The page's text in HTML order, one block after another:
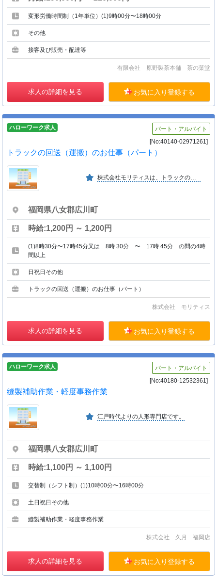
変形労働時間制（1年単位）(1)9時00分〜18時00分
その他
接客及び販売・配達等
有限会社 原野製茶本舗 茶の葉堂
求人の詳細を見る お気に入り登録する
ハローワーク求人
パート・アルバイト
[No:40140-02971261]
トラックの回送（運搬）のお仕事（パート）
株式会社モリティスは、トラックのメンテナンスや二次架装等を行っている会社です。現在は、トラックの販売、買取の他、トラックに関する事業全般を行う「ＵＪグループ」の一員です。
福岡県八女郡広川町
時給:1,200円 ～ 1,200円
(1)8時30分〜17時45分又は 8時 30分 〜 17時 45分 の間の4時
間以上
日祝日その他
トラックの回送（運搬）のお仕事（パート）
株式会社 モリティス
求人の詳細を見る お気に入り登録する
ハローワーク求人
パート・アルバイト
[No:40180-12532361]
縫製補助作業・軽度事務作業
江戸時代よりの人形専門店です。
福岡県八女郡広川町
時給:1,100円 ～ 1,100円
交替制（シフト制）(1)10時00分〜16時00分
土日祝日その他
縫製補助作業・軽度事務作業
株式会社 久月 福岡店
求人の詳細を見る お気に入り登録する